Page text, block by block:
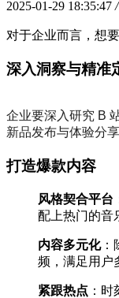
2025-01-29 18:35:47 /
对于企业而言，想
深入洞察与精准
企业要深入研究 B
新品发布与体验分
打造爆款内容
风格契合平台
配上热门的音
内容多元化：
频，满足用户
紧跟热点 ：